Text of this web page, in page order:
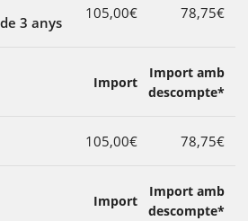
3 anys
105,00€ 78,75€
Import
Import amb
descompte*
105,00€ 78,75€
Import
Import amb
descompte*